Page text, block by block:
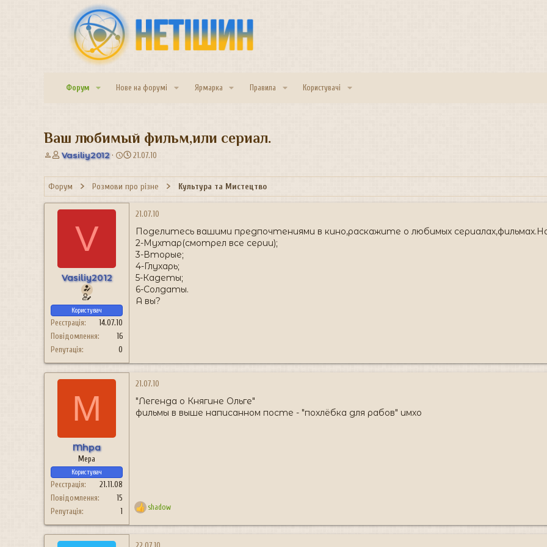
Форум Нове на форумі Ярмарка Правила Користувачі
Ваш любимый фильм,или сериал.
А
т
о
р
т
Vasiliy2012
Д
т
а
с
р
е
н
21.07.10
Форум Розмови про різне Культура та Мистецтво
V
Vasiliy2012
Користувач
Реєстрація
14.07.10
Повідомлення
16
Репутація
0
21.07.10
Поделитесь вашими предпочтениями в кино,раскажите о любимых
2-Мухтар(смотрел все серии);
3-Вторые;
4-Глухарь;
5-Кадеты;
6-Солдаты.
А вы?
M
Mhpa
Мера
Користувач
Реєстрація
21.11.08
Повідомлення
15
Репутація
1
21.07.10
"Легенда о Княгине Ольге"
фильмы в выше написанном посте - "похлёбка для рабов" имхо
Р
к
shadow